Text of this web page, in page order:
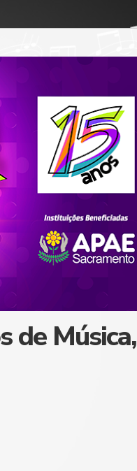
de Música,